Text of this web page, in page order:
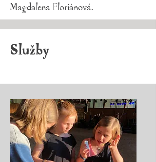
Magdalena Floriánová.
Služby